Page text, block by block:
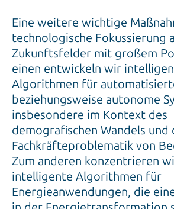
Eine weitere wichtige
technologische Fokussierung
Zukunftsfelder mit großem
einen entwickeln wir
Algorithmen für
beziehungsweise autonome
insbesondere im Kontext des
demografischen Wandels und
Fachkräfteproblematik von
Zum anderen konzentrieren
intelligente Algorithmen für
Energieanwendungen, die